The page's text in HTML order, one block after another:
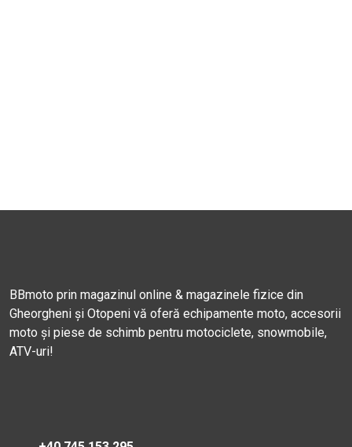
BBmoto prin magazinul online & magazinele fizice din
Gheorgheni și Otopeni vă oferă echipamente moto, accesorii
moto și piese de schimb pentru motociclete, snowmobile,
ATV-uri!